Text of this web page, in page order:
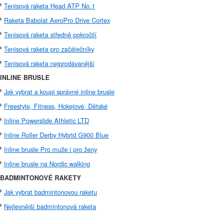
Tenisová raketa Head ATP No.1
Raketa Babolat AeroPro Drive Cortex
Tenisová raketa středně pokročilí
Tenisová raketa pro začátečníky
Tenisová raketa nejprodávanější
INLINE BRUSLE
Jak vybrat a koupi správné inline brusle
Freestyle, Fitness, Hokejové, Dětské
Inline Powerslide Athletic LTD
Inline Roller Derby Hybrid G900 Blue
Inline brusle Pro muže i pro ženy
Inline brusle na Nordic walking
BADMINTONOVÉ RAKETY
Jak vybrat badmintonovou raketu
Nejlevnější badmintonová raketa